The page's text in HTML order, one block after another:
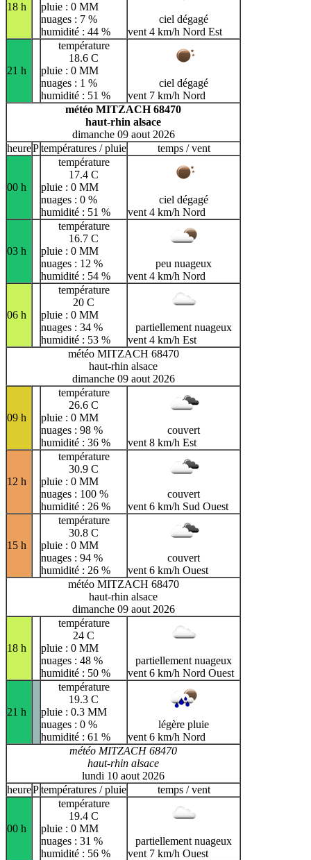
18 h
pluie : 0 MM
nuages : 7 %
humidité : 44 %
ciel dégagé
vent 4 km/h Nord Est
21 h
température
18.6 C
pluie : 0 MM
nuages : 1 %
humidité : 51 %
ciel dégagé
vent 7 km/h Nord
météo MITZACH 68470
haut-rhin alsace
dimanche 09 aout 2026
heurePtempératures / pluie temps / vent
00 h
température
17.4 C
pluie : 0 MM
nuages : 0 %
humidité : 51 %
ciel dégagé
vent 4 km/h Nord
03 h
température
16.7 C
pluie : 0 MM
nuages : 12 %
humidité : 54 %
peu nuageux
vent 4 km/h Nord
06 h
température
20 C
pluie : 0 MM
nuages : 34 %
humidité : 53 %
partiellement nuageux
vent 4 km/h Est
météo MITZACH 68470
haut-rhin alsace
dimanche 09 aout 2026
09 h
température
26.6 C
pluie : 0 MM
nuages : 98 %
humidité : 36 %
couvert
vent 8 km/h Est
12 h
température
30.9 C
pluie : 0 MM
nuages : 100 %
humidité : 26 %
couvert
vent 6 km/h Sud Ouest
15 h
température
30.8 C
pluie : 0 MM
nuages : 94 %
humidité : 26 %
couvert
vent 6 km/h Ouest
météo MITZACH 68470
haut-rhin alsace
dimanche 09 aout 2026
18 h
température
24 C
pluie : 0 MM
nuages : 48 %
humidité : 50 %
partiellement nuageux
vent 6 km/h Nord Ouest
21 h
température
19.3 C
pluie : 0.3 MM
nuages : 0 %
humidité : 61 %
légère pluie
vent 6 km/h Nord
météo MITZACH 68470
haut-rhin alsace
lundi 10 aout 2026
heurePtempératures / pluie temps / vent
00 h
température
19.4 C
pluie : 0 MM
nuages : 31 %
humidité : 56 %
partiellement nuageux
vent 7 km/h Ouest